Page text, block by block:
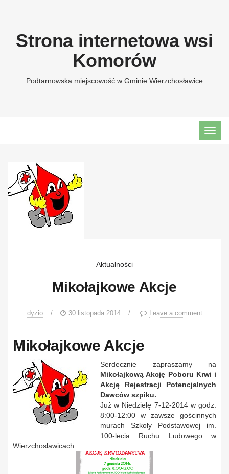
Strona internetowa wsi
Komorów
Podtarnowska miejscowość w Gminie Wierzchosławice
Aktualności
Mikołajkowe Akcje
dyzio / 30 listopada 2014 / Leave a comment
Mikołajkowe Akcje
Serdecznie zapraszamy na
Mikołajkową Akcję Poboru Krwi i
Akcję Rejestracji Potencjalnych
Dawców szpiku.
Już w Niedzielę 7-12-2014 w godz.
8:00-12:00 w zawsze gościnnych
murach Szkoły Podstawowej im.
100-lecia Ruchu Ludowego w
Wierzchosławicach.